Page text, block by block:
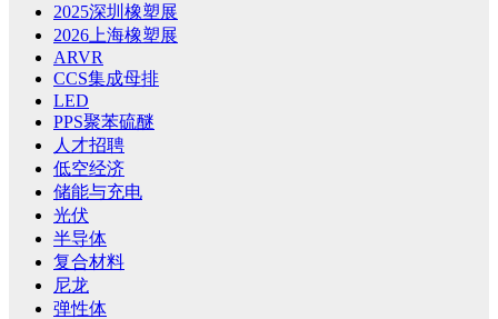
2025深圳橡塑展
2026上海橡塑展
ARVR
CCS集成母排
LED
PPS聚苯硫醚
人才招聘
低空经济
储能与充电
光伏
半导体
复合材料
尼龙
弹性体